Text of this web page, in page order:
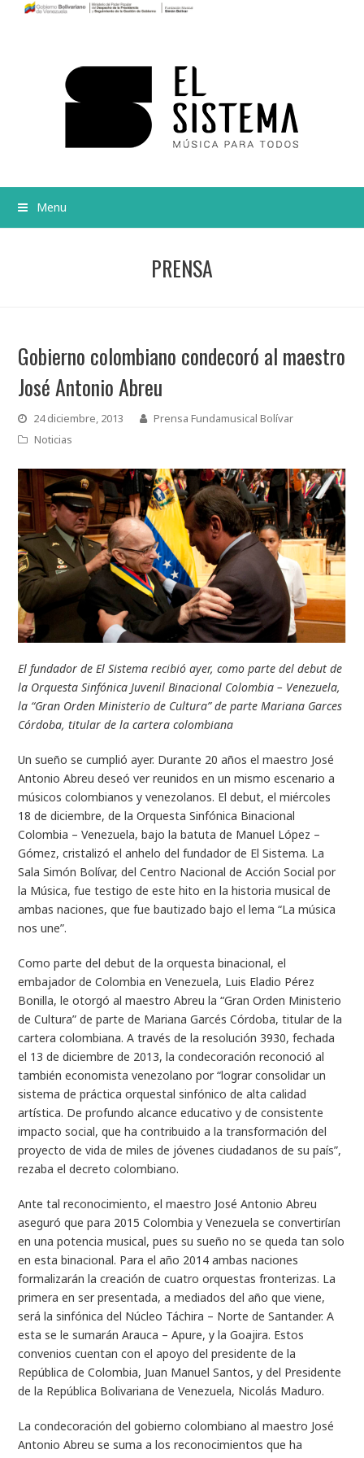
Menu
PRENSA
Gobierno colombiano condecoró al maestro
José Antonio Abreu
24 diciembre, 2013
Prensa Fundamusical Bolívar
Noticias
El fundador de El Sistema recibió ayer, como parte del debut de
la Orquesta Sinfónica Juvenil Binacional Colombia – Venezuela,
la “Gran Orden Ministerio de Cultura” de parte Mariana Garces
Córdoba, titular de la cartera colombiana
Un sueño se cumplió ayer. Durante 20 años el maestro José
Antonio Abreu deseó ver reunidos en un mismo escenario a
músicos colombianos y venezolanos. El debut, el miércoles
18 de diciembre, de la Orquesta Sinfónica Binacional
Colombia – Venezuela, bajo la batuta de Manuel López –
Gómez, cristalizó el anhelo del fundador de El Sistema. La
Sala Simón Bolívar, del Centro Nacional de Acción Social por
la Música, fue testigo de este hito en la historia musical de
ambas naciones, que fue bautizado bajo el lema “La música
nos une”.
Como parte del debut de la orquesta binacional, el
embajador de Colombia en Venezuela, Luis Eladio Pérez
Bonilla, le otorgó al maestro Abreu la “Gran Orden Ministerio
de Cultura” de parte de Mariana Garcés Córdoba, titular de la
cartera colombiana. A través de la resolución 3930, fechada
el 13 de diciembre de 2013, la condecoración reconoció al
también economista venezolano por “lograr consolidar un
sistema de práctica orquestal sinfónico de alta calidad
artística. De profundo alcance educativo y de consistente
impacto social, que ha contribuido a la transformación del
proyecto de vida de miles de jóvenes ciudadanos de su país”,
rezaba el decreto colombiano.
Ante tal reconocimiento, el maestro José Antonio Abreu
aseguró que para 2015 Colombia y Venezuela se convertirían
en una potencia musical, pues su sueño no se queda tan solo
en esta binacional. Para el año 2014 ambas naciones
formalizarán la creación de cuatro orquestas fronterizas. La
primera en ser presentada, a mediados del año que viene,
será la sinfónica del Núcleo Táchira – Norte de Santander. A
esta se le sumarán Arauca – Apure, y la Goajira. Estos
convenios cuentan con el apoyo del presidente de la
República de Colombia, Juan Manuel Santos, y del Presidente
de la República Bolivariana de Venezuela, Nicolás Maduro.
La condecoración del gobierno colombiano al maestro José
Antonio Abreu se suma a los reconocimientos que ha